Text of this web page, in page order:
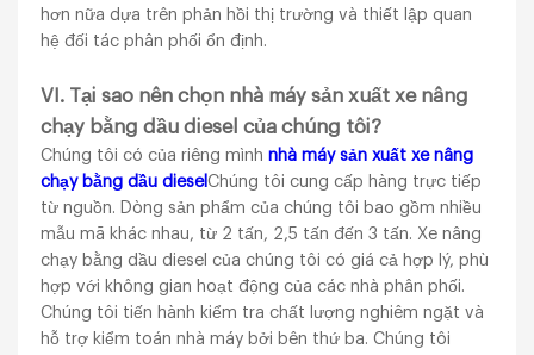
hơn nữa dựa trên phản hồi thị trường và thiết lập quan
hệ đối tác phân phối ổn định.
VI. Tại sao nên chọn nhà máy sản xuất xe nâng
chạy bằng dầu diesel của chúng tôi?
Chúng tôi có của riêng mình nhà máy sản xuất xe nâng
chạy bằng dầu dieselChúng tôi cung cấp hàng trực tiếp
từ nguồn. Dòng sản phẩm của chúng tôi bao gồm nhiều
mẫu mã khác nhau, từ 2 tấn, 2,5 tấn đến 3 tấn. Xe nâng
chạy bằng dầu diesel của chúng tôi có giá cả hợp lý, phù
hợp với không gian hoạt động của các nhà phân phối.
Chúng tôi tiến hành kiểm tra chất lượng nghiêm ngặt và
hỗ trợ kiểm toán nhà máy bởi bên thứ ba. Chúng tôi